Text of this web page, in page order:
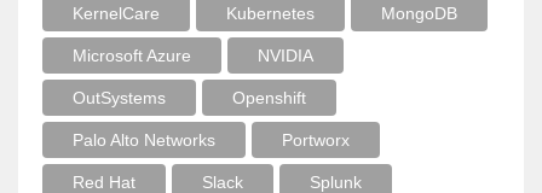
KernelCare Kubernetes MongoDB
Microsoft Azure NVIDIA
OutSystems Openshift
Palo Alto Networks Portworx
Red Hat Slack Splunk